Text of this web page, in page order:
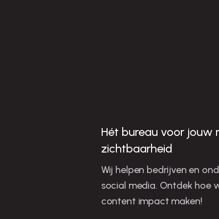
Hét bureau voor jouw
zichtbaarheid
Wij helpen bedrijven en
social media. Ontdek hoe
content impact maken!